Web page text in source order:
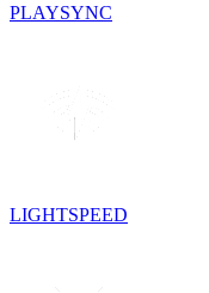
PLAYSYNC
LIGHTSPEED